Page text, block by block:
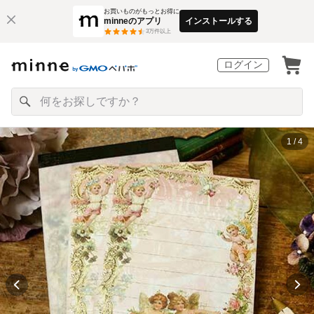
お買いものがもっとお得に
minneのアプリ
3万件以上
インストールする
ログイン
1 / 4